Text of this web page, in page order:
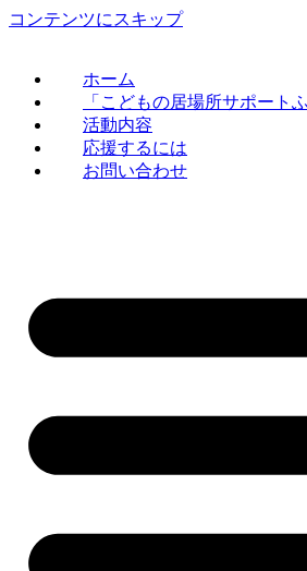
コンテンツにスキップ
ホーム
「こどもの居場所サポート
活動内容
応援するには
お問い合わせ